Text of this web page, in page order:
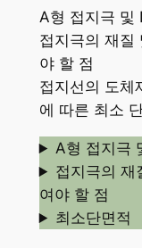
A형 접지극 및
접지극의 재질
야 할 점
접지선의 도체
에 따른 최소
A형 접지극
접지극의 재
여야 할 점
최소단면적